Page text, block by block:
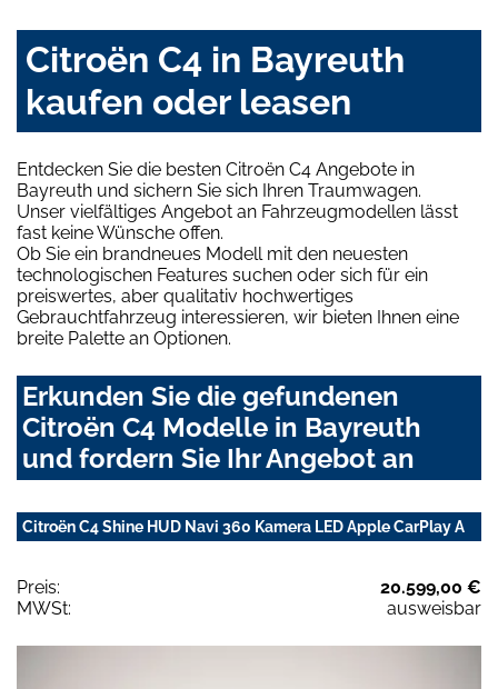
Citroën C4 in Bayreuth
kaufen oder leasen
Entdecken Sie die besten Citroën C4 Angebote in
Bayreuth und sichern Sie sich Ihren Traumwagen.
Unser vielfältiges Angebot an Fahrzeugmodellen lässt
fast keine Wünsche offen.
Ob Sie ein brandneues Modell mit den neuesten
technologischen Features suchen oder sich für ein
preiswertes, aber qualitativ hochwertiges
Gebrauchtfahrzeug interessieren, wir bieten Ihnen eine
breite Palette an Optionen.
Erkunden Sie die gefundenen
Citroën C4 Modelle in Bayreuth
und fordern Sie Ihr Angebot an
Citroën C4 Shine HUD Navi 360 Kamera LED Apple CarPlay A
Preis:
20.599,00 €
MWSt:
ausweisbar